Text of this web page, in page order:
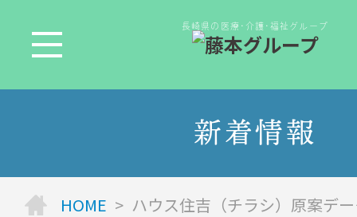
長崎県の医療･介護･福祉グループ
新着情報
HOME > ハウス住吉（チラシ）原案デ